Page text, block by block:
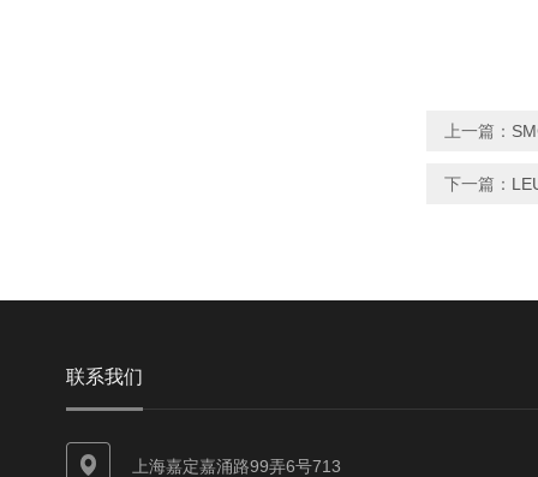
上一篇：
下一篇：
联系我们
上海嘉定嘉涌路99弄6号713